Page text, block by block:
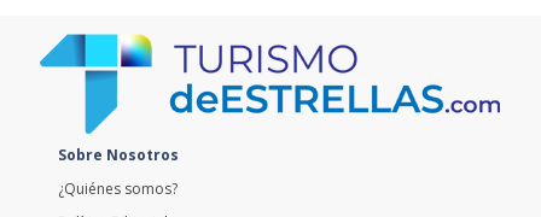
Sobre Nosotros
¿Quiénes somos?